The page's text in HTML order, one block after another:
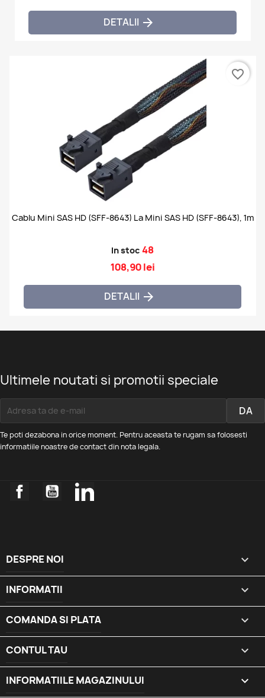
DETALII 
Cablu Mini SAS HD (SFF-8643) La Mini SAS HD (SFF-8643), 1m
In stoc 48
108,90 lei
DETALII 
favorite_border
Ultimele noutati si promotii speciale
Te poti dezabona in orice moment. Pentru aceasta te rugam sa folosesti
informatiile noastre de contact din nota legala.
FacebookYouTubeLinkedIn
DESPRE NOI 
INFORMATII 
COMANDA SI PLATA 
CONTUL TAU 
INFORMATIILE MAGAZINULUI keyboard_arrow_down